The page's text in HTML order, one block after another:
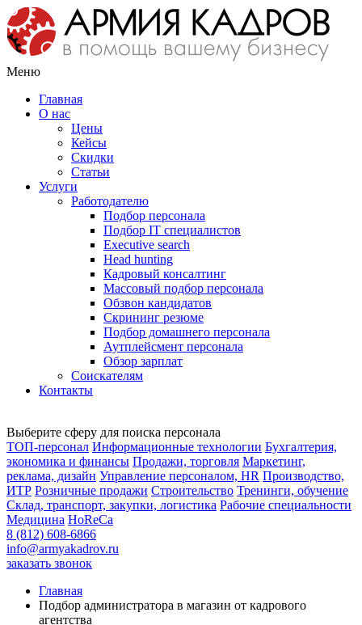
Меню
Главная
О нас
Цены
Кейсы
Скидки
Статьи
Услуги
Работодателю
Подбор персонала
Подбор IT специалистов
Еxecutive search
Head hunting
Кадровый консалтинг
Массовый подбор персонала
Обзвон кандидатов
Скрининг резюме
Подбор домашнего персонала
Аутплейсмент персонала
Обзор зарплат
Соискателям
Контакты
Выберите сферу для поиска персонала
ТОП-персонал Информационные технологии Бухгалтерия,
экономика и финансы Продажи, торговля Маркетинг,
реклама, дизайн Управление персоналом, HR Производство,
ИТР Розничные продажи Строительство Тренинги, обучение
Склад, транспорт, закупки, логистика Рабочие специальности
Медицина HoReCa
8 (812) 608-6866
info@armyakadrov.ru
заказать звонок
Главная
Подбор администратора в магазин от кадрового
агентства